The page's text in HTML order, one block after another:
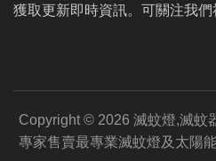
獲取更新即時資訊。可關注我
Copyright © 2026 滅蚊燈,滅蚊
專家售賣最專業滅蚊燈及太陽